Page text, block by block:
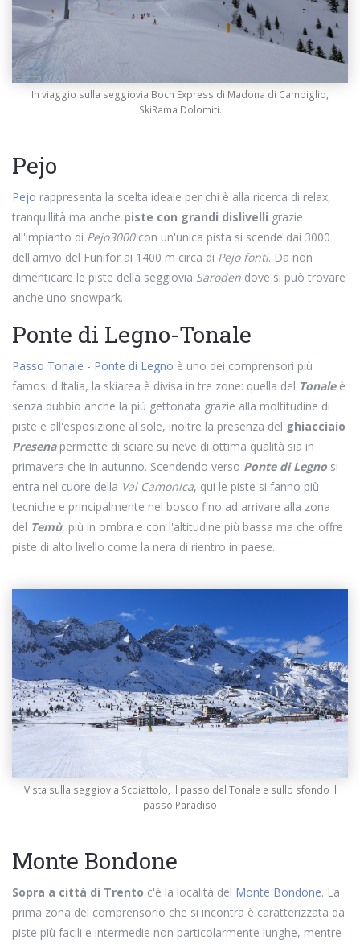
In viaggio sulla seggiovia Boch Express di Madona di Campiglio,
SkiRama Dolomiti.
Pejo
Pejo rappresenta la scelta ideale per chi è alla ricerca di relax,
tranquillità ma anche piste con grandi dislivelli grazie
all'impianto di Pejo3000con un'unica pista si scende dai 3000
dell'arrivo del Funifor ai 1400 m circa di Pejo fonti. Da non
dimenticare le piste della seggiovia Saroden dove si può trovare
anche uno snowpark.
Ponte di Legno-Tonale
Passo Tonale - Ponte di Legno è uno dei comprensori più
famosi d'Italia, la skiarea è divisa in tre zone: quella del Tonaleè
senza dubbio anche la più gettonata grazie alla moltitudine di
piste e all'esposizione al sole, inoltre la presenza del ghiacciaio
Presena permette di sciare su neve di ottima qualità sia in
primavera che in autunno. Scendendo verso Ponte di Legno si
entra nel cuore della Val Camonica, qui le piste si fanno più
tecniche e principalmente nel bosco fino ad arrivare alla zona
del Temù, più in ombra e con l'altitudine più bassa ma che offre
piste di alto livello come la nera di rientro in paese.
Vista sulla seggiovia Scoiattolo, il passo del Tonale e sullo sfondo il
passo Paradiso
Monte Bondone
Sopra a città di Trento c'è la località del Monte Bondone. La
prima zona del comprensorio che si incontra è caratterizzata da
piste più facili e intermedie non particolarmente lunghe, mentre